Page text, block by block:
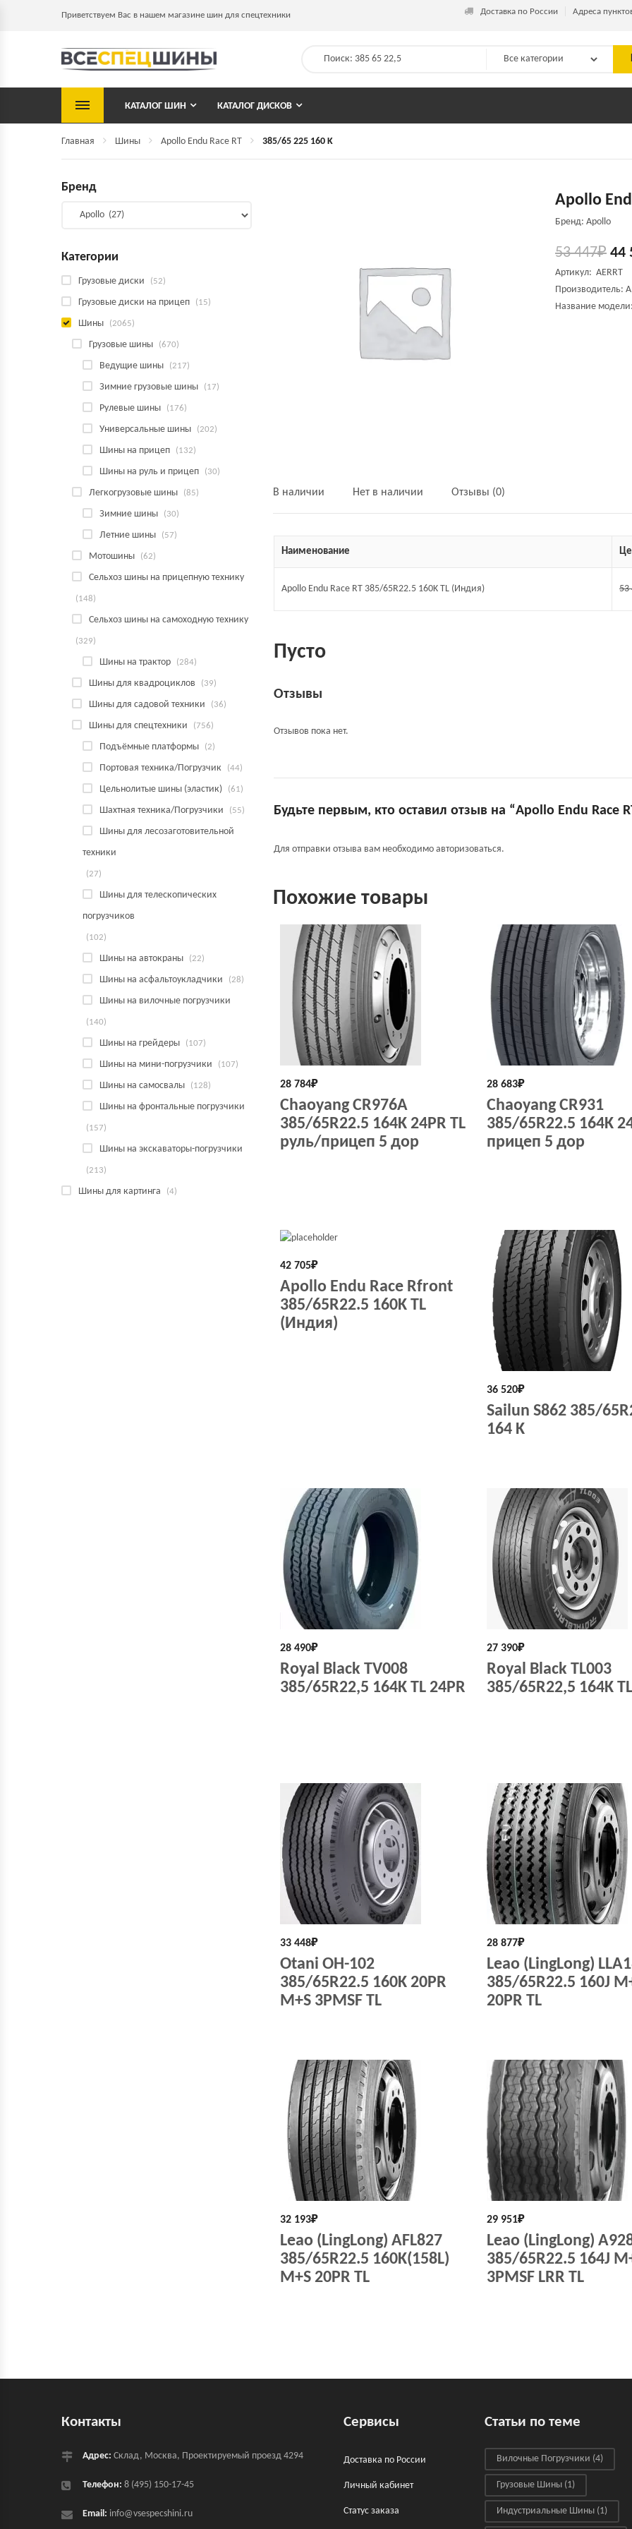
Приветствуем Вас в нашем магазине шин для спецтехники Доставка по России Адреса
КАТАЛОГ ШИН КАТАЛОГ ДИСКОВ
Главная Шины Apollo Endu Race RT 385/65 225 160 K
Apollo
Бренд: Apollo
53 447₽ 44
Артикул: AERRT
Производитель:
Название
В наличии Нет в наличии Отзывы (0)
Наименование
Apollo Endu Race RT 385/65R22.5 160K TL (Индия) 53
Пусто
Отзывы
Отзывов пока нет.
Будьте первым, кто оставил отзыв на “Apollo Endu Race
Для отправки отзыва вам необходимо авторизоваться.
Похожие товары
28 784₽
Chaoyang CR976A
385/65R22.5 164K 24PR TL
руль/прицеп 5 дор
28 683₽
Chaoyang CR931
385/65R22.5 164K
прицеп 5 дор
42 705₽
Apollo Endu Race Rfront
385/65R22.5 160K TL
(Индия)
36 520₽
Sailun S862 385/
164 K
28 490₽
Royal Black TV008
385/65R22,5 164K TL 24PR
27 390₽
Royal Black TL003
385/65R22,5 164K
33 448₽
Otani OH-102
385/65R22.5 160K 20PR
M+S 3PMSF TL
28 877₽
Leao (LingLong)
385/65R22.5 160J
20PR TL
32 193₽
Leao (LingLong) AFL827
385/65R22.5 160K(158L)
M+S 20PR TL
29 951₽
Leao (LingLong)
385/65R22.5 164J
3PMSF LRR TL
Бренд
Категории
Грузовые диски (52)
Грузовые диски на прицеп (15)
Шины (2065)
Грузовые шины (670)
Ведущие шины (217)
Зимние грузовые шины (17)
Рулевые шины (176)
Универсальные шины (202)
Шины на прицеп (132)
Шины на руль и прицеп (30)
Легкогрузовые шины (85)
Зимние шины (30)
Летние шины (57)
Мотошины (62)
Сельхоз шины на прицепную технику
(148)
Сельхоз шины на самоходную технику
(329)
Шины на трактор (284)
Шины для квадроциклов (39)
Шины для садовой техники (36)
Шины для спецтехники (756)
Подъёмные платформы (2)
Портовая техника/Погрузчик (44)
Цельнолитые шины (эластик) (61)
Шахтная техника/Погрузчики (55)
Шины для лесозаготовительной
техники
(27)
Шины для телескопических
погрузчиков
(102)
Шины на автокраны (22)
Шины на асфальтоукладчики (28)
Шины на вилочные погрузчики
(140)
Шины на грейдеры (107)
Шины на мини-погрузчики (107)
Шины на самосвалы (128)
Шины на фронтальные погрузчики
(157)
Шины на экскаваторы-погрузчики
(213)
Шины для картинга (4)
Контакты
Адрес: Склад, Москва, Проектируемый проезд 4294
Телефон: 8 (495) 150-17-45
Email: info@vsespecshini.ru
Сервисы
Доставка по России
Личный кабинет
Статус заказа
Статьи по теме
Вилочные Погрузчики (4)
Грузовые Шины (1)
Индустриальные Шины (1)